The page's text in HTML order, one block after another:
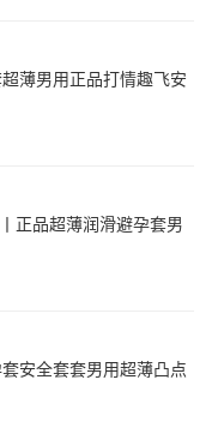
薄男用正品打情趣飞安
正品超薄润滑避孕套男
安全套套男用超薄凸点